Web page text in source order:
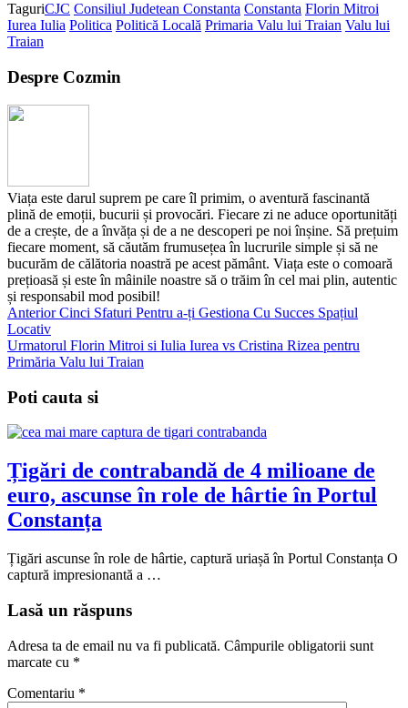
TaguriCJC Consiliul Judetean Constanta Constanta Florin Mitroi
Iurea Iulia Politica Politică Locală Primaria Valu lui Traian Valu lui
Traian
Despre Cozmin
Viața este darul suprem pe care îl primim, o aventură fascinantă
plină de emoții, bucurii și provocări. Fiecare zi ne aduce oportunități
de a crește, de a învăța și de a ne descoperi pe noi înșine. Să prețuim
fiecare moment, să căutăm frumusețea în lucrurile simple și să ne
bucurăm de călătoria noastră pe acest pământ. Viața este o comoară
prețioasă și este în mâinile noastre să o trăim în cel mai plin, autentic
și responsabil mod posibil!
AnteriorCinci Sfaturi Pentru a-ți Gestiona Cu Succes Spațiul
Locativ
Urmatorul Florin Mitroi si Iulia Iurea vs Cristina Rizea pentru
Primăria Valu lui Traian
Poti cauta si
Țigări de contrabandă de 4 milioane de
euro, ascunse în role de hârtie în Portul
Constanța
Țigări ascunse în role de hârtie, captură uriașă în Portul Constanța O
captură impresionantă a …
Lasă un răspuns
Adresa ta de email nu va fi publicată. Câmpurile obligatorii sunt
marcate cu *
Comentariu *